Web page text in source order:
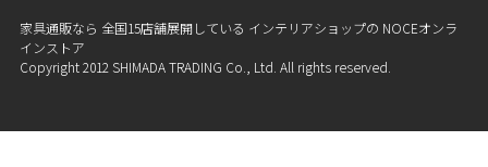
家具通販なら 全国15店舗展開している インテリアショップの NOCEオンラ
インストア
Copyright 2012 SHIMADA TRADING Co., Ltd. All rights reserved.